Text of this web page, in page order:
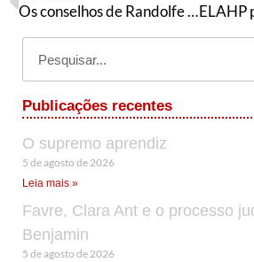
Os conselhos de Randolfe ao PT
Publicações recentes
O supremo aprendiz
5 de agosto de 2026
Leia mais »
Favre, Clara Ant e o processo
Benjamin
5 de agosto de 2026